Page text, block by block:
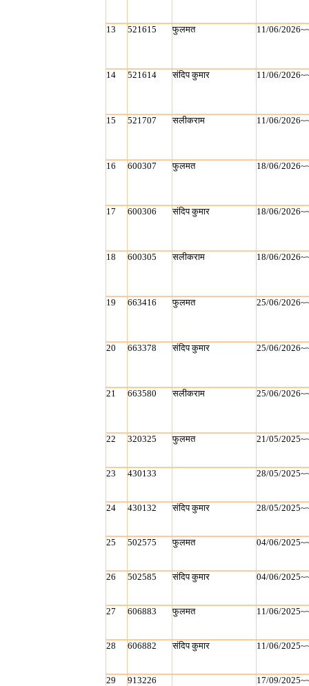
13 521615 फुलमत 11/06/
14 521614 संदिप कुमार 11/06/
15 521707 सलीकराम 11/06/
16 600307 फुलमत 18/06/
17 600306 संदिप कुमार 18/06/
18 600305 सलीकराम 18/06/
19 663416 फुलमत 25/06/
20 663378 संदिप कुमार 25/06/
21 663580 सलीकराम 25/06/
22 320325 फुलमत 21/05/
23 430133 28/05/
24 430132 संदिप कुमार 28/05/
25 502575 फुलमत 04/06/
26 502585 संदिप कुमार 04/06/
27 606883 फुलमत 11/06/
28 606882 संदिप कुमार 11/06/
29 913226 17/09/